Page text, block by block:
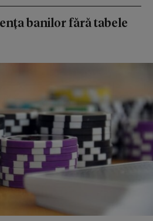
banilor fără tabele